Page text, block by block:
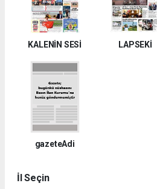
KALENİN SESİ LAPSEKİ
gazeteAdi
İl Seçin